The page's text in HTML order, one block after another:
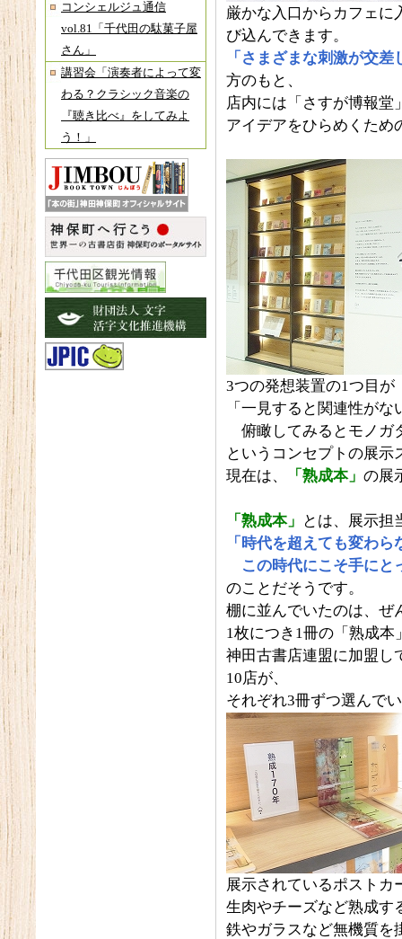
コンシェルジュ通信
vol.81「千代田の駄菓子屋
さん」
講習会「演奏者によって変
わる？クラシック音楽の
『聴き比べ』をしてみよ
う！」
厳かな入口からカフェに
び込んできます。
「さまざまな刺激が交
方のもと、
店内には「さすが博報堂
アイデアをひらめくため
3つの発想装置の1つ目が
「一見すると関連性が
俯瞰してみるとモノガ
というコンセプトの展示
現在は、
「熟成本」 の展
「熟成本」
とは、展示担
「時代を超えても変わ
この時代にこそ手にと
のことだそうです。
棚に並んでいたのは、ぜ
1枚につき1冊の「熟成
神田古書店連盟に加盟し
10店が、
それぞれ3冊ずつ選んで
展示されているポストカ
生肉やチーズなど熟成す
鉄やガラスなど無機質を